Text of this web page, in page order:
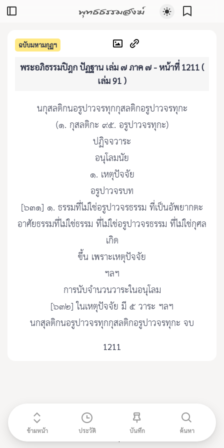
พุทธธรรมสงฆ์
ฉบับมหามกุฏฯ
พระอภิธรรมปิฎก ปัฏฐาน เล่ม ๗ ภาค ๗ - หน้าที่ 1211 (
เล่ม 91 )
นกุสลติกนอรูปาวจรทุกกุสลติกอรูปาวจรทุกะ
(๑. กุสลติกะ ๙๕. อรูปาวจรทุกะ)
ปฏิจจวาระ
อนุโลมนัย
๑. เหตุปัจจัย
อรูปาวจรบท
[๖๓๑] ๑. ธรรมที่ไม่ใช่อรูปาวจรธรรม ที่เป็นอัพยากตะ
อาศัยธรรมที่ไม่ใช่ธรรม ที่ไม่ใช่อรูปาวจรธรรม ที่ไม่ใช่กุศล
เกิด
ขึ้น เพราะเหตุปัจจัย
ฯลฯ
การนับจำนวนวาระในอนุโลม
[๖๓๒] ในเหตุปัจจัย มี ๕ วาระ ฯลฯ
นกสุลติกนอรูปาวจรทุกกุสลติกอรูปาวจรทุกะ จบ
1211
ข้ามหน้า ประวัติ บันทึก ค้นหา